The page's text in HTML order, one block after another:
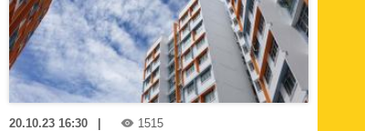
20.10.23 16:30 1515